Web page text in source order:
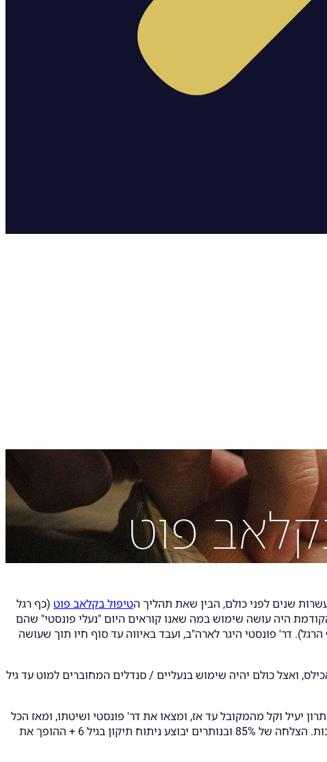
פוט
טיפול בקלאב פוט (כף רגל
היה עושה שימוש במה שאנו קוראים היום "נעלי פונסטי" שהם
דר' פונסטי היגר לארה"ב, ועבד באיווה עד סוף חיו תוך שעושה
ואצל כולם יהיה שימוש בנעליים / סנדלים המחוברים למוט עד גיל
יעיל וקל מהמקובל עד אז, ומצאו את דר' פונסטי ושיטתו, ומאז הכל
היסטוריה. התהליך הובא לארץ על ידי דר' נועם בור בשנות התשעים ומאז מהווה את הפתרון היעיל והטוב ביותר עם תוצאות מאד טובות. הצלחה של 85% ובנותרים יבוצע ניתוח תיקון בגיל 6 + ההופך את